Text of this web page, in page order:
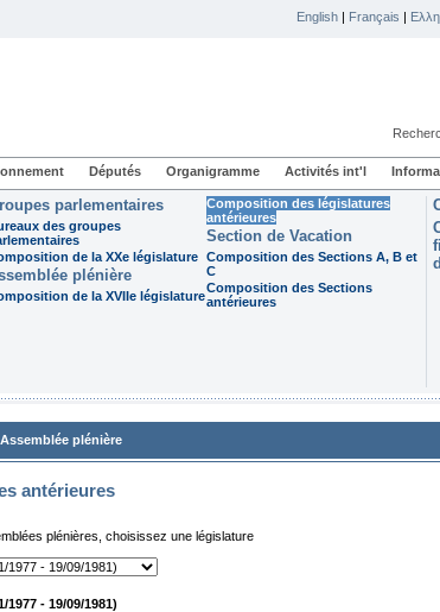
English | Français |
Députés Organigramme Activités int'l
parlementaires
des groupes
de la XXe législature
plénière
de la XVIIe législature
Composition des législatures
antérieures
Section de Vacation
Composition des Sections A, B et
C
Composition des Sections
antérieures
Assemblée plénière
antérieures
plénières, choisissez une législature
- 19/09/1981)